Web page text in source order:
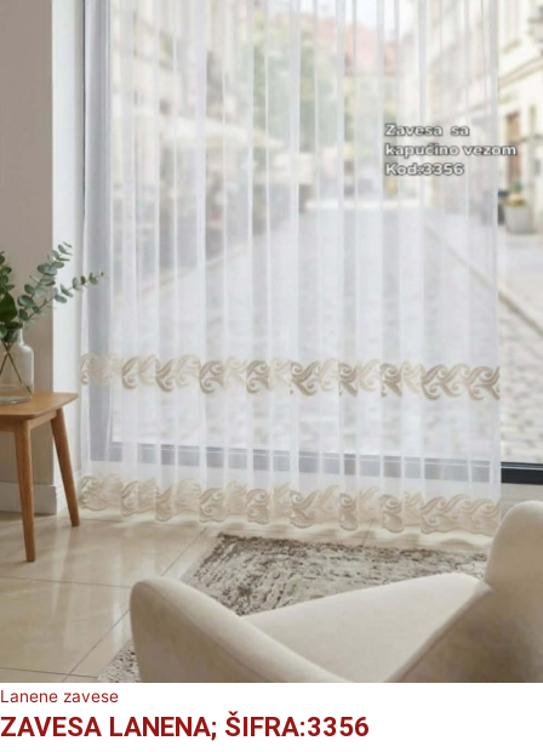
Lanene zavese
ZAVESA LANENA; ŠIFRA:3356